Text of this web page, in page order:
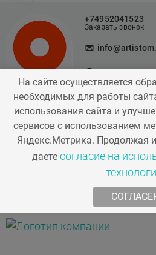
+74952041523
Заказать звонок
г.
ул. Говорова,
Мы в соц.
На сайте осуществляется
необходимых для работы
использования сайта и
сервисов с использованием
Яндекс.Метрика. Продолжая
даете согласие на